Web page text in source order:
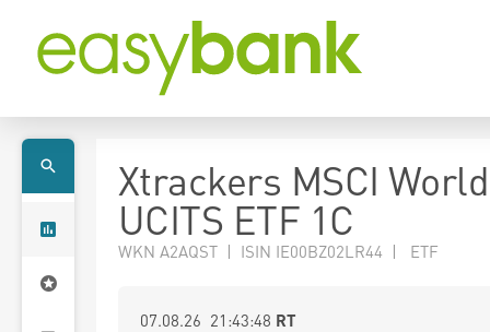
Xtrackers MSCI
UCITS ETF 1C
WKN A2AQST | ISIN IE00BZ02LR44 | ETF
07.08.26 21:43:48 RT